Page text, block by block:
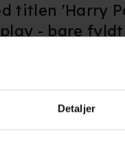
Detaljer
titlen 'Harry
- bare
lanceret i
historien
univers